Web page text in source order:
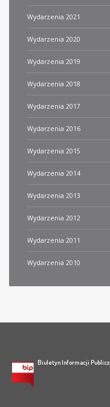
Wydarzenia 2021
Wydarzenia 2020
Wydarzenia 2019
Wydarzenia 2018
Wydarzenia 2017
Wydarzenia 2016
Wydarzenia 2015
Wydarzenia 2014
Wydarzenia 2013
Wydarzenia 2012
Wydarzenia 2011
Wydarzenia 2010
Biuletyn Informacji